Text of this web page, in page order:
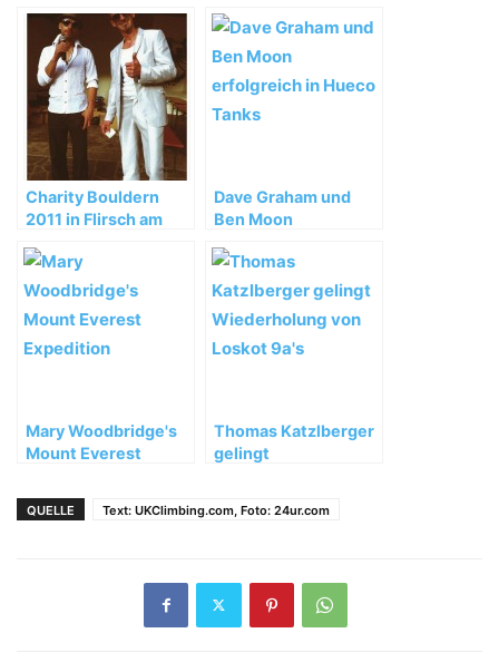
Charity Bouldern
2011 in Flirsch am
Dave Graham und
Ben Moon
Tanks, Texas
Mary Woodbridge's
Mount Everest
Thomas Katzlberger
gelingt
QUELLE Text: UKClimbing.com, Foto: 24ur.com